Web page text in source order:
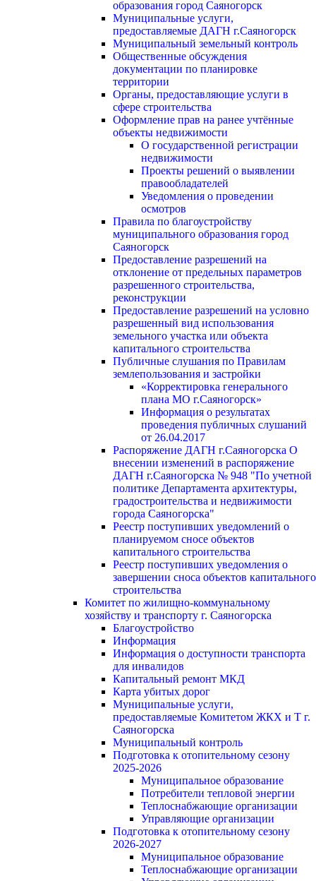
образования город Саяногорск
Муниципальные услуги,
предоставляемые ДАГН г.Саяногорск
Муниципальный земельный контроль
Общественные обсуждения
документации по планировке
территории
Органы, предоставляющие услуги в
сфере строительства
Оформление прав на ранее учтённые
объекты недвижимости
О государственной регистрации
недвижимости
Проекты решений о выявлении
правообладателей
Уведомления о проведении
осмотров
Правила по благоустройству
муниципального образования город
Саяногорск
Предоставление разрешений на
отклонение от предельных параметров
разрешенного строительства,
реконструкции
Предоставление разрешений на условно
разрешенный вид использования
земельного участка или объекта
капитального строительства
Публичные слушания по Правилам
землепользования и застройки
«Корректировка генерального
плана МО г.Саяногорск»
Информация о результатах
проведения публичных слушаний
от 26.04.2017
Распоряжение ДАГН г.Саяногорска О
внесении изменений в распоряжение
ДАГН г.Саяногорска № 948 "По учетной
политике Департамента архитектуры,
градостроительства и недвижимости
города Саяногорска"
Реестр поступивших уведомлений о
планируемом сносе объектов
капитального строительства
Реестр поступивших уведомления о
завершении сноса объектов капитального
строительства
Комитет по жилищно-коммунальному
хозяйству и транспорту г. Саяногорска
Благоустройство
Информация
Информация о доступности транспорта
для инвалидов
Капитальный ремонт МКД
Карта убитых дорог
Муниципальные услуги,
предоставляемые Комитетом ЖКХ и Т г.
Саяногорска
Муниципальный контроль
Подготовка к отопительному сезону
2025-2026
Муниципальное образование
Потребители тепловой энергии
Теплоснабжающие организации
Управляющие организации
Подготовка к отопительному сезону
2026-2027
Муниципальное образование
Теплоснабжающие организации